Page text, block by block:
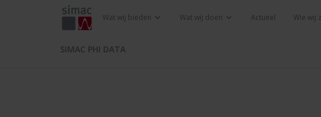
Wat wij bieden Wat wij doen Actueel Wie wij
SIMAC PHI DATA